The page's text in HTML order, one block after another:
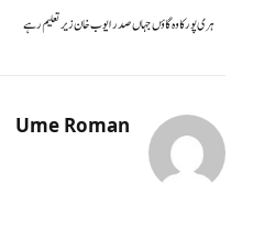
ہری پور کا وہ گاؤں جہاں صدر ایوب خان زیرتعلیم رہے
Ume Roman